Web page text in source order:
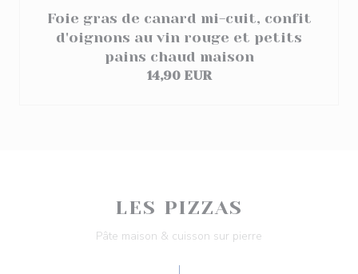
Foie gras de canard mi-cuit, confit
d'oignons au vin rouge et petits
pains chaud maison
14,90 EUR
LES PIZZAS
Pâte maison & cuisson sur pierre